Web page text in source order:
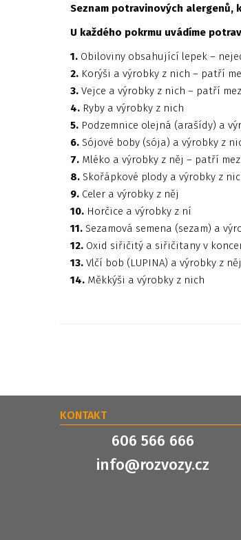
Seznam potravinových alergenů,
U každého pokrmu uvádíme
1. Obiloviny obsahující lepek –
2. Korýši a výrobky z nich – patří
3. Vejce a výrobky z nich – patří
4. Ryby a výrobky z nich
5. Podzemnice olejná (arašídy) a
6. Sójové boby (sója) a výrobky z
7. Mléko a výrobky z něj – patří
8. Skořápkové plody a výrobky z
9. Celer a výrobky z něj
10. Horčice a výrobky z ní
11. Sezamová semena (sezam) a
12. Oxid siřičitý a siřičitany v
13. Vlčí bob (LUPINA) a výrobky z něj
14. Měkkýši a výrobky z nich
KONTAKT
606 566 666
info@rozvozy.cz